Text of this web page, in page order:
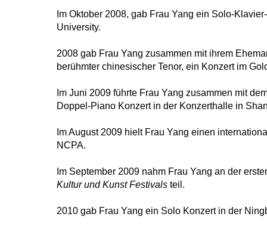
Im Oktober 2008, gab Frau Yang ein Solo-
University.
2008 gab Frau Yang zusammen mit ihrem
berühmter chinesischer Tenor, ein Konzert im
Im Juni 2009 führte Frau Yang zusammen mit
Doppel-Piano Konzert in der Konzerthalle in
Im August 2009 hielt Frau Yang einen
NCPA.
Im September 2009 nahm Frau Yang an der
Kultur und Kunst Festivals teil.
2010 gab Frau Yang ein Solo Konzert in der